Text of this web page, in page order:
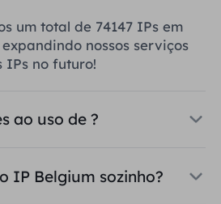
um total de 74147 IPs em
nossos serviços
IPs no futuro!
ao uso de ?
IP Belgium sozinho?